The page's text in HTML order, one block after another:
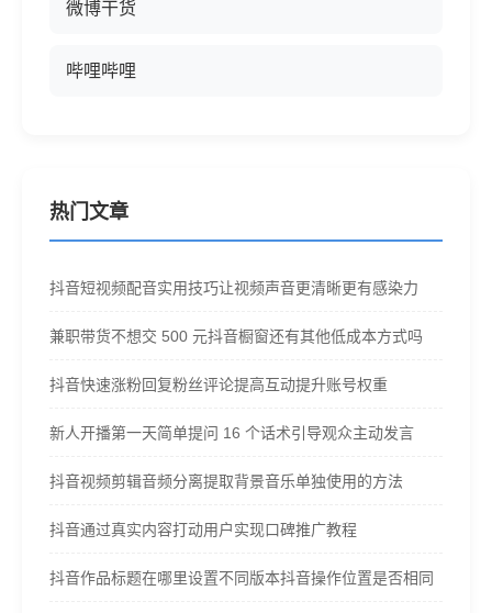
微博干货
哔哩哔哩
热门文章
抖音短视频配音实用技巧让视频声音更清晰更有感染力
兼职带货不想交 500 元抖音橱窗还有其他低成本方式吗
抖音快速涨粉回复粉丝评论提高互动提升账号权重
新人开播第一天简单提问 16 个话术引导观众主动发言
抖音视频剪辑音频分离提取背景音乐单独使用的方法
抖音通过真实内容打动用户实现口碑推广教程
抖音作品标题在哪里设置不同版本抖音操作位置是否相同